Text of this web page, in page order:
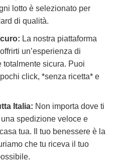
lotto è selezionato per
di qualità.
La nostra piattaforma
un’esperienza di
sicura. Puoi
click, *senza ricetta* e
Italia: Non importa dove ti
spedizione veloce e
tua. Il tuo benessere è la
che tu riceva il tuo